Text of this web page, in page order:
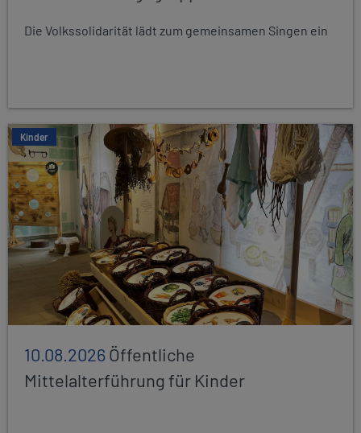
Die Volkssolidarität lädt zum gemeinsamen Singen ein
Kinder
10.08.2026Öffentliche
Mittelalterführung für Kinder